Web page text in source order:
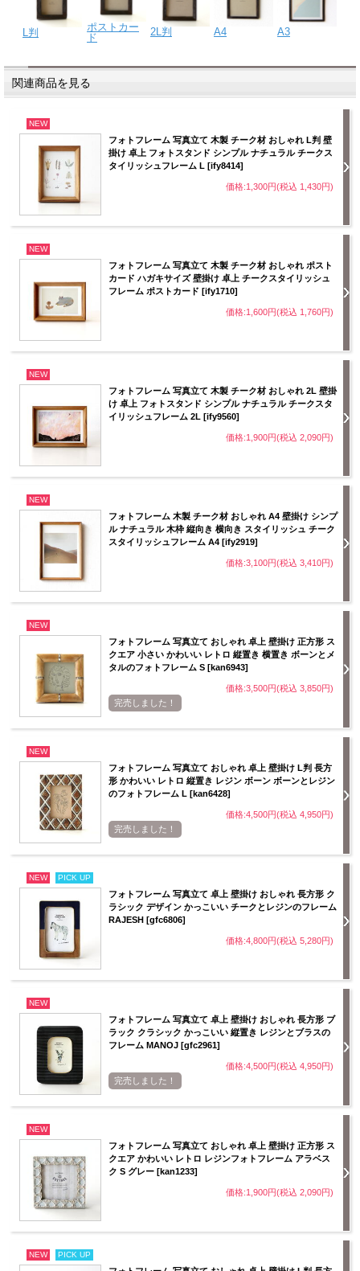
L判
ポストカー
ド
2L判 A4 A3
関連商品を見る
NEW
フォトフレーム 写真立て 木製 チーク材 おしゃれ L判 壁
掛け 卓上 フォトスタンド シンプル ナチュラル チークス
タイリッシュフレーム L [ify8414]
価格:1,300円(税込 1,430円)
NEW
フォトフレーム 写真立て 木製 チーク材 おしゃれ ポスト
カード ハガキサイズ 壁掛け 卓上 チークスタイリッシュ
フレーム ポストカード [ify1710]
価格:1,600円(税込 1,760円)
NEW
フォトフレーム 写真立て 木製 チーク材 おしゃれ 2L 壁掛
け 卓上 フォトスタンド シンプル ナチュラル チークスタ
イリッシュフレーム 2L [ify9560]
価格:1,900円(税込 2,090円)
NEW
フォトフレーム 木製 チーク材 おしゃれ A4 壁掛け シンプ
ル ナチュラル 木枠 縦向き 横向き スタイリッシュ チーク
スタイリッシュフレーム A4 [ify2919]
価格:3,100円(税込 3,410円)
NEW
フォトフレーム 写真立て おしゃれ 卓上 壁掛け 正方形 ス
クエア 小さい かわいい レトロ 縦置き 横置き ボーンとメ
タルのフォトフレーム S [kan6943]
価格:3,500円(税込 3,850円)
完売しました！
NEW
フォトフレーム 写真立て おしゃれ 卓上 壁掛け L判 長方
形 かわいい レトロ 縦置き レジン ボーン ボーンとレジン
のフォトフレーム L [kan6428]
価格:4,500円(税込 4,950円)
完売しました！
NEW PICK UP
フォトフレーム 写真立て 卓上 壁掛け おしゃれ 長方形 ク
ラシック デザイン かっこいい チークとレジンのフレーム
RAJESH [gfc6806]
価格:4,800円(税込 5,280円)
NEW
フォトフレーム 写真立て 卓上 壁掛け おしゃれ 長方形 ブ
ラック クラシック かっこいい 縦置き レジンとブラスの
フレーム MANOJ [gfc2961]
価格:4,500円(税込 4,950円)
完売しました！
NEW
フォトフレーム 写真立て おしゃれ 卓上 壁掛け 正方形 ス
クエア かわいい レトロ レジンフォトフレーム アラベス
ク S グレー [kan1233]
価格:1,900円(税込 2,090円)
NEW PICK UP